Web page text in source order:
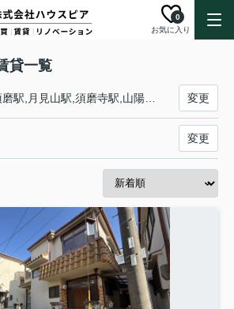
お気に入り
0
貸一覧
変更
変更